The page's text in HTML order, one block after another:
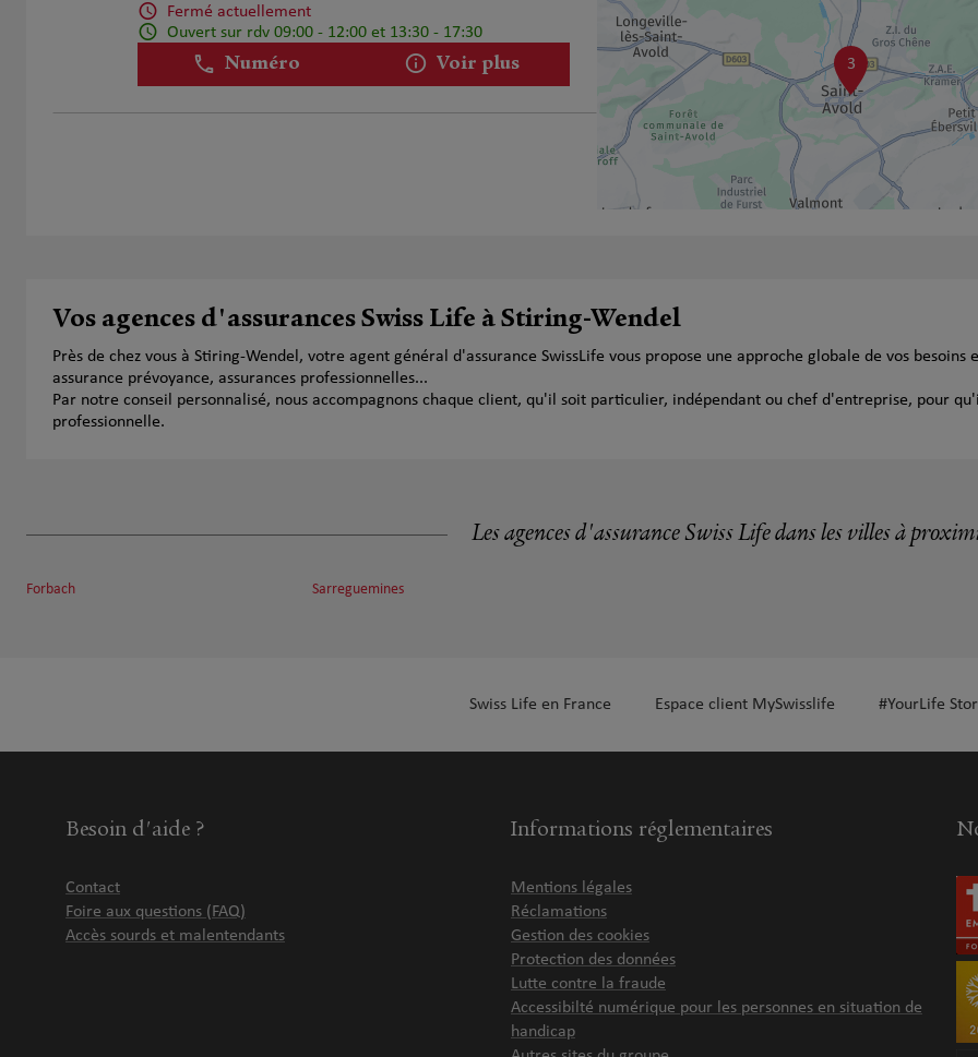
Fermé actuellement
Ouvert sur rdv 09:00 - 12:00 et 13:30 - 17:30
Numéro Voir plus 3
Vos agences d'assurances Swiss Life à Stiring-Wendel
Près de chez vous à Stiring-Wendel, votre agent général d'assurance SwissLife vous propose une approche globale de vos
assurance prévoyance, assurances professionnelles...
Par notre conseil personnalisé, nous accompagnons chaque client, qu'il soit particulier, indépendant ou chef d'entreprise, pour
professionnelle.
Les agences d'assurance Swiss Life dans les villes à
Forbach Sarreguemines
Swiss Life en France Espace client MySwisslife #YourLife
Besoin d'aide ?
Contact
Foire aux questions (FAQ)
Accès sourds et malentendants
Informations réglementaires
Mentions légales
Réclamations
Gestion des cookies
Protection des données
Lutte contre la fraude
Accessibilté numérique pour les personnes en situation de
handicap